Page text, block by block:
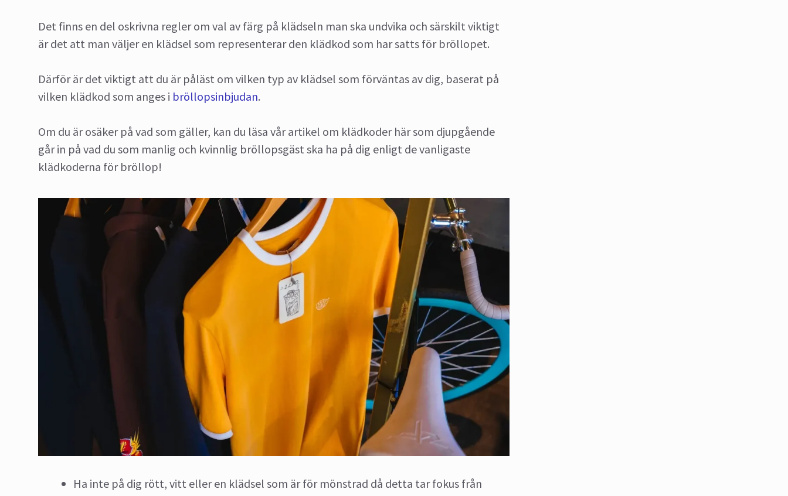
Det finns en del oskrivna regler om val av färg på klädseln man ska undvika och särskilt viktigt
är det att man väljer en klädsel som representerar den klädkod som har satts för bröllopet.
Därför är det viktigt att du är påläst om vilken typ av klädsel som förväntas av dig, baserat på
vilken klädkod som anges i bröllopsinbjudan.
Om du är osäker på vad som gäller, kan du läsa vår artikel om klädkoder här som djupgående
går in på vad du som manlig och kvinnlig bröllopsgäst ska ha på dig enligt de vanligaste
klädkoderna för bröllop!
Ha inte på dig rött, vitt eller en klädsel som är för mönstrad då detta tar fokus från